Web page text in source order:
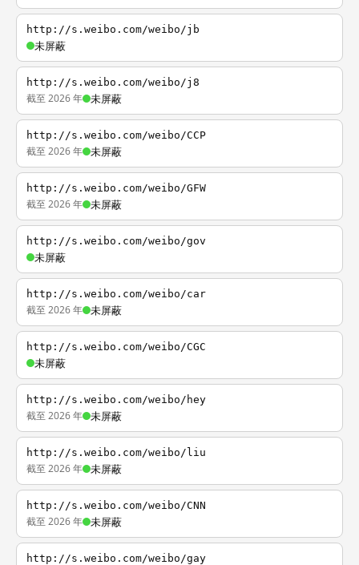
http://s.weibo.com/weibo/jb
未屏蔽
http://s.weibo.com/weibo/j8
截至 2026 年 未屏蔽
http://s.weibo.com/weibo/CCP
截至 2026 年 未屏蔽
http://s.weibo.com/weibo/GFW
截至 2026 年 未屏蔽
http://s.weibo.com/weibo/gov
未屏蔽
http://s.weibo.com/weibo/car
截至 2026 年 未屏蔽
http://s.weibo.com/weibo/CGC
未屏蔽
http://s.weibo.com/weibo/hey
截至 2026 年 未屏蔽
http://s.weibo.com/weibo/liu
截至 2026 年 未屏蔽
http://s.weibo.com/weibo/CNN
截至 2026 年 未屏蔽
http://s.weibo.com/weibo/gay